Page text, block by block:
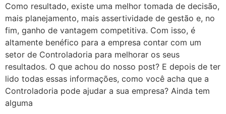
Como resultado, existe uma melhor tomada de decisão,
mais planejamento, mais assertividade de gestão e, no
fim, ganho de vantagem competitiva. Com isso, é
altamente benéfico para a empresa contar com um
setor de Controladoria para melhorar os seus
resultados. O que achou do nosso post? E depois de ter
lido todas essas informações, como você acha que a
Controladoria pode ajudar a sua empresa? Ainda tem
alguma